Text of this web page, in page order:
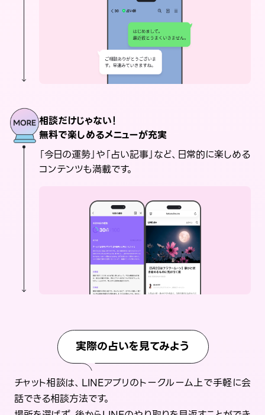
相談だけじゃない！
無料で楽しめるメニューが充実
「今日の運勢」や「占い記事」など、日常的に楽しめる
コンテンツも満載です。
実際の占いを見てみよう
チャット相談は、LINEアプリのトークルーム上で手軽に会
話できる相談方法です。